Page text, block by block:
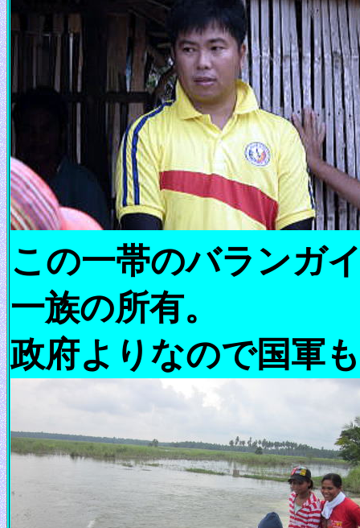
この一帯のバランガ
一族の所有。
政府よりなので国軍